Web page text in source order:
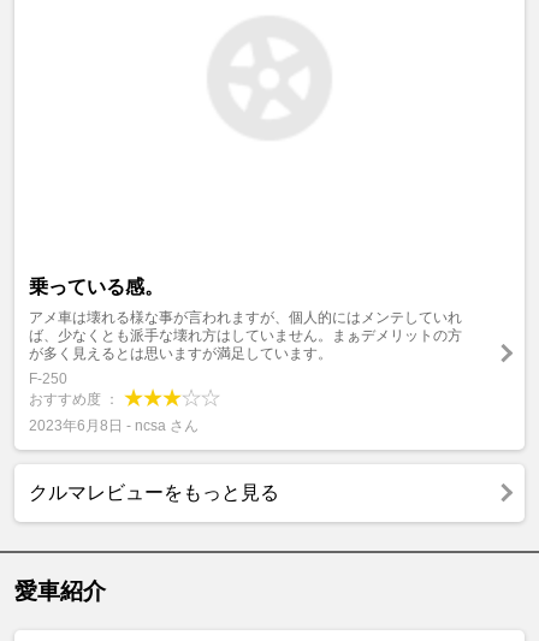
乗っている感。
アメ車は壊れる様な事が言われますが、個人的にはメンテしていれ
ば、少なくとも派手な壊れ方はしていません。まぁデメリットの方
が多く見えるとは思いますが満足しています。
F-250
おすすめ度 ：
2023年6月8日 - ncsa さん
クルマレビューをもっと見る
愛車紹介